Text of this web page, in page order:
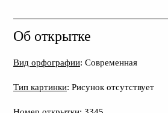
Об открытке
Вид орфографии: Современная
Тип картинки: Рисунок отсутствует